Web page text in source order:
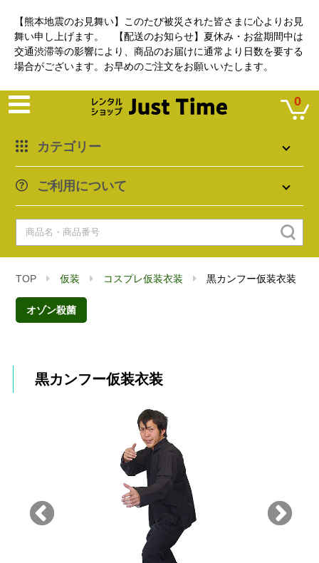
【熊本地震のお見舞い】このたび被災された皆さまに心よりお見
舞い申し上げます。 【配送のお知らせ】夏休み・お盆期間中は
交通渋滞等の影響により、商品のお届けに通常より日数を要する
場合がございます。お早めのご注文をお願いいたします。
カテゴリー
ご利用について
0
TOP 仮装 コスプレ仮装衣装 黒カンフー仮装衣装
オゾン殺菌
黒カンフー仮装衣装